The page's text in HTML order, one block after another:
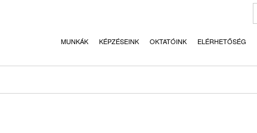
MUNKÁK KÉPZÉSEINK OKTATÓINK ELÉRHETŐSÉG